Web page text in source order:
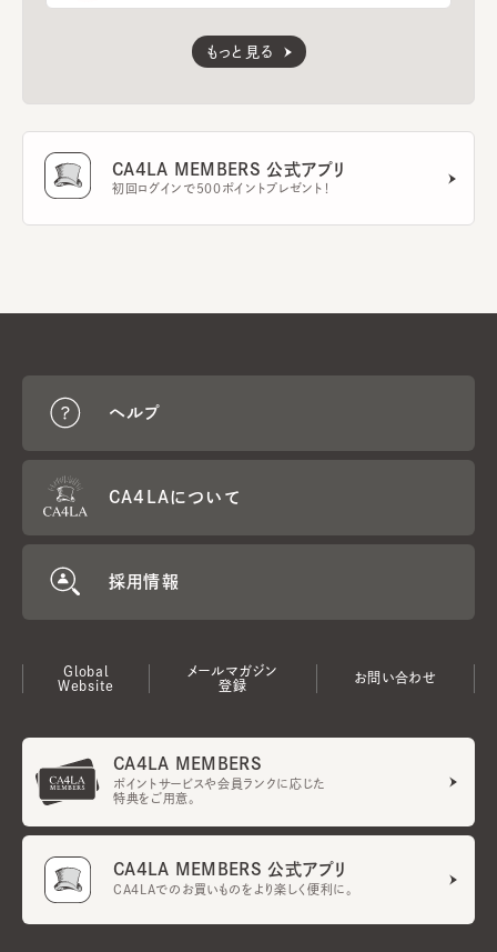
もっと見る
CA4LA MEMBERS 公式アプリ
初回ログインで500ポイントプレゼント！
ヘルプ
CA4LAについて
採用情報
Global
Website
メールマガジン
登録
お問い合わせ
CA4LA MEMBERS
ポイントサービスや会員ランクに応じた
特典をご用意。
CA4LA MEMBERS 公式アプリ
CA4LAでのお買いものをより楽しく便利に。